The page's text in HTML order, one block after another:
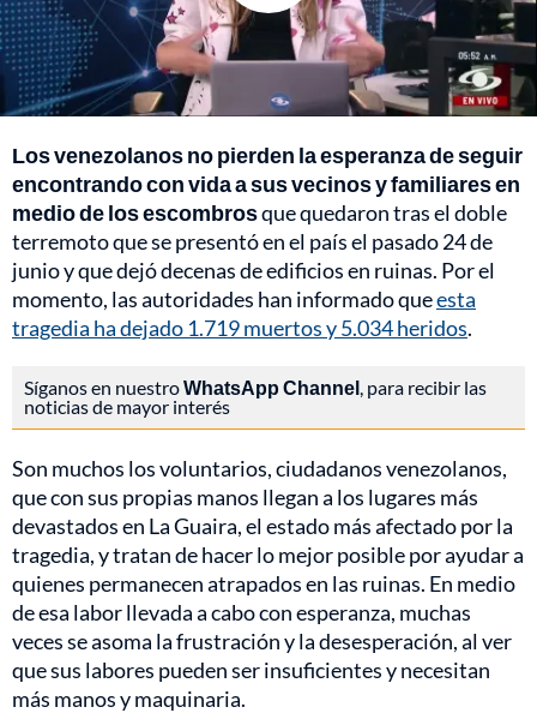
Los venezolanos no pierden la esperanza de seguir
encontrando con vida a sus vecinos y familiares en
medio de los escombrosque quedaron tras el doble
terremoto que se presentó en el país el pasado 24 de
junio y que dejó decenas de edificios en ruinas. Por el
momento, las autoridades han informado queesta
tragedia ha dejado 1.719 muertos y 5.034 heridos.
Síganos en nuestroWhatsApp Channel , para recibir las
noticias de mayor interés
Son muchos los voluntarios, ciudadanos venezolanos,
que con sus propias manos llegan a los lugares más
devastados en La Guaira, el estado más afectado por la
tragedia, y tratan de hacer lo mejor posible por ayudar a
quienes permanecen atrapados en las ruinas. En medio
de esa labor llevada a cabo con esperanza, muchas
veces se asoma la frustración y la desesperación, al ver
que sus labores pueden ser insuficientes y necesitan
más manos y maquinaria.